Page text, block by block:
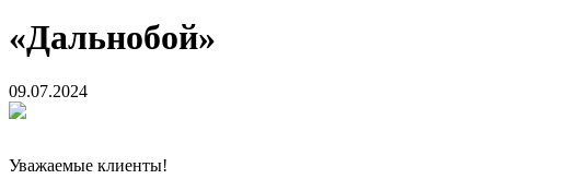
«Дальнобой»
09.07.2024
Уважаемые клиенты!